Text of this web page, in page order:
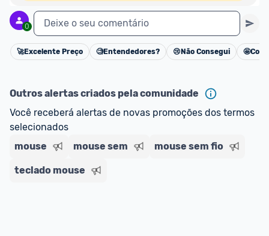
0 Deixe o seu comentário
Cancelar
🚀Excelente Preço 🧐Entendedores? 😢 Não Consegui 🤩
Outros alertas criados pela comunidade
Você receberá alertas de novas promoções dos termos
selecionados
mouse
mouse sem mouse sem fio
teclado mouse